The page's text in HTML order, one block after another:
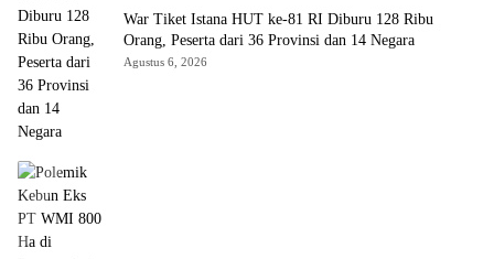
War Tiket Istana HUT ke-81 RI Diburu 128 Ribu
Orang, Peserta dari 36 Provinsi dan 14 Negara
Agustus 6, 2026